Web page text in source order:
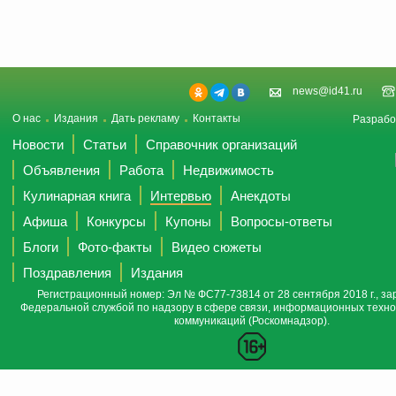
news@id41.ru
О нас Издания Дать рекламу Контакты
Новости Статьи
Справочник организаций
Объявления
Работа
Недвижимость
Кулинарная книга
Интервью
Анекдоты
Афиша
Конкурсы Купоны
Вопросы-ответы
Блоги
Фото-факты
Видео сюжеты
Поздравления
Издания
Регистрационный номер: Эл № ФС77-73814 от 28 сентября 2018 г.,
Федеральной службой по надзору в сфере связи, информационных
коммуникаций (Роскомнадзор).